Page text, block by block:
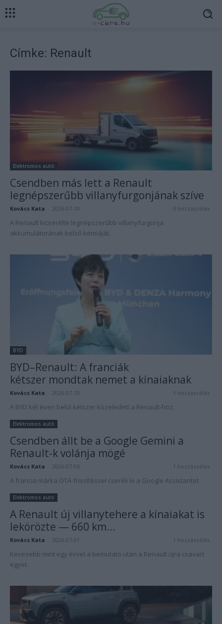
Címke: Renault
Elektromos autó
Csendben más lett a Renault
legnépszerűbb villanyfurgonjának szíve
Kovács Kata 2026-07-10 0 hozzászólás
A Renault kicserélte legnépszerűbb villanyfurgonja
akkumulátorának belső kémiáját.
BYD
BYD–Renault: A franciák
kétszer mondtak nemet a kínaiaknak
Kovács Kata 2026-07-10 1 hozzászólás
A BYD két éven belül kétszer közeledett a Renault-hoz.
Elektromos autó
Csendben állt be a Google Gemini a
Renault-k volánja mögé
Kovács Kata 2026-07-06 1 hozzászólás
A francia márka OTA-frissítéssel cseréli le a Google Assistantot.
Elektromos autó
A Renault új villanytehere a kínaiakat is
lekörözte — 660 km...
Kovács Kata 2026-07-01 1 hozzászólás
Kevesebb mint egy évvel a bemutató után a Renault újra csavart
egyet.